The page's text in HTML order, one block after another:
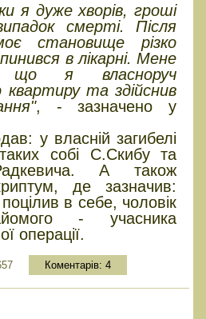
я дуже хворів, гроші
смерті. Після
становище різко
в лікарні. Мене
що я власноруч
квартиру та здійснив
, - зазначено у
у власній загибелі
собі С.Скибу та
А також
де зазначив:
в себе, чоловік
- учасника
операції.
Коментарів: 4